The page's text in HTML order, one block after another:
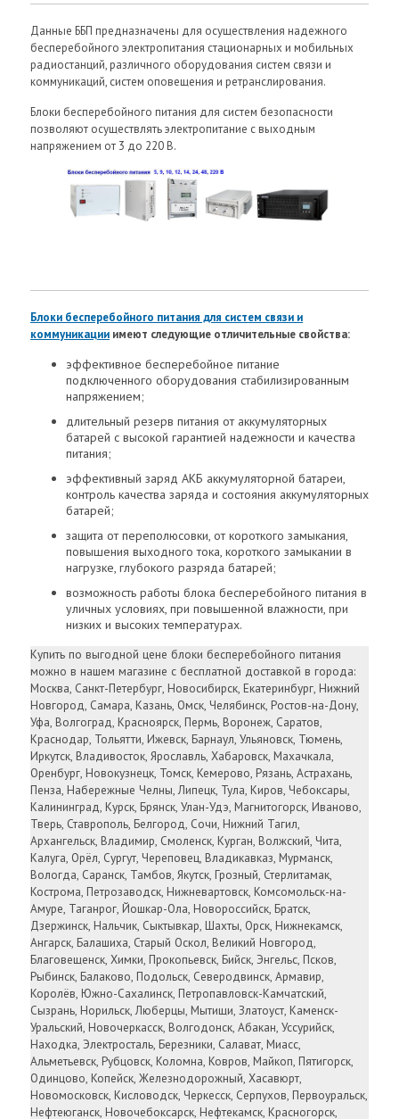
Данные ББП предназначены для осуществления надежного
бесперебойного электропитания стационарных и мобильных
радиостанций, различного оборудования систем связи и
коммуникаций, систем оповещения и ретранслирования.
Блоки бесперебойного питания для систем безопасности
позволяют осуществлять электропитание с выходным
напряжением от 3 до 220 В.
Блоки бесперебойного питания для систем связи и
коммуникации имеют следующие отличительные свойства:
эффективное бесперебойное питание
подключенного оборудования стабилизированным
напряжением;
длительный резерв питания от аккумуляторных
батарей с высокой гарантией надежности и качества
питания;
эффективный заряд АКБ аккумуляторной батареи,
контроль качества заряда и состояния аккумуляторных
батарей;
защита от переполюсовки, от короткого замыкания,
повышения выходного тока, короткого замыкании в
нагрузке, глубокого разряда батарей;
возможность работы блока бесперебойного питания в
уличных условиях, при повышенной влажности, при
низких и высоких температурах.
Купить по выгодной цене блоки бесперебойного питания
можно в нашем магазине с бесплатной доставкой в города:
Москва, Санкт-Петербург, Новосибирск, Екатеринбург, Нижний
Новгород, Самара, Казань, Омск, Челябинск, Ростов-на-Дону,
Уфа, Волгоград, Красноярск, Пермь, Воронеж, Саратов,
Краснодар, Тольятти, Ижевск, Барнаул, Ульяновск, Тюмень,
Иркутск, Владивосток, Ярославль, Хабаровск, Махачкала,
Оренбург, Новокузнецк, Томск, Кемерово, Рязань, Астрахань,
Пенза, Набережные Челны, Липецк, Тула, Киров, Чебоксары,
Калининград, Курск, Брянск, Улан-Удэ, Магнитогорск, Иваново,
Тверь, Ставрополь, Белгород, Сочи, Нижний Тагил,
Архангельск, Владимир, Смоленск, Курган, Волжский, Чита,
Калуга, Орёл, Сургут, Череповец, Владикавказ, Мурманск,
Вологда, Саранск, Тамбов, Якутск, Грозный, Стерлитамак,
Кострома, Петрозаводск, Нижневартовск, Комсомольск-на-
Амуре, Таганрог, Йошкар-Ола, Новороссийск, Братск,
Дзержинск, Нальчик, Сыктывкар, Шахты, Орск, Нижнекамск,
Ангарск, Балашиха, Старый Оскол, Великий Новгород,
Благовещенск, Химки, Прокопьевск, Бийск, Энгельс, Псков,
Рыбинск, Балаково, Подольск, Северодвинск, Армавир,
Королёв, Южно-Сахалинск, Петропавловск-Камчатский,
Сызрань, Норильск, Люберцы, Мытищи, Златоуст, Каменск-
Уральский, Новочеркасск, Волгодонск, Абакан, Уссурийск,
Находка, Электросталь, Березники, Салават, Миасс,
Альметьевск, Рубцовск, Коломна, Ковров, Майкоп, Пятигорск,
Одинцово, Копейск, Железнодорожный, Хасавюрт,
Новомосковск, Кисловодск, Черкесск, Серпухов, Первоуральск,
Нефтеюганск, Новочебоксарск, Нефтекамск, Красногорск,